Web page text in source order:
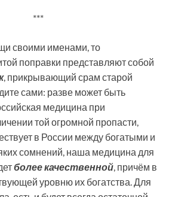
***
своими именами, то
поправки представляют собой
, прикрывающий срам старой
сами: разве может быть
медицина при
той огромной пропасти,
в России между богатыми и
сомнений, наша медицина для
более качественной, причём в
уровню их богатства. Для